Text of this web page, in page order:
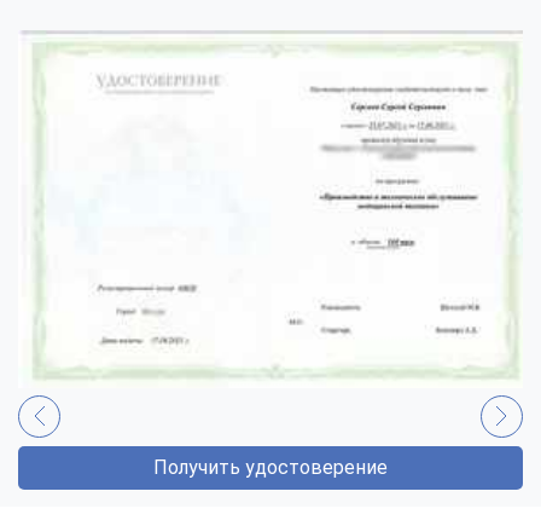
Получить удостоверение